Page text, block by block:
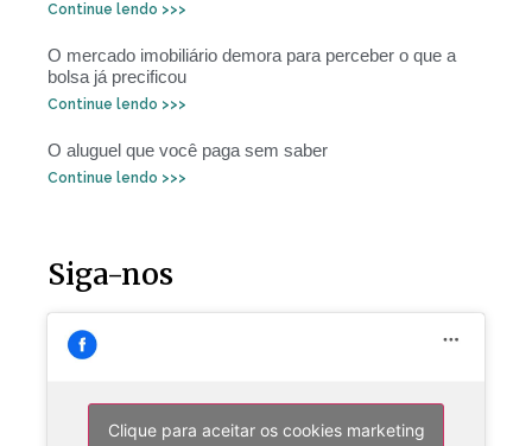
Continue lendo >>>
O mercado imobiliário demora para perceber o que a
bolsa já precificou
Continue lendo >>>
O aluguel que você paga sem saber
Continue lendo >>>
Siga-nos
Clique para aceitar os cookies marketing